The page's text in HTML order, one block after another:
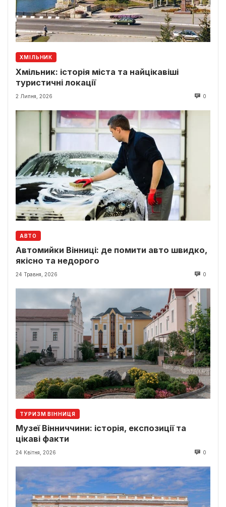
ХМІЛЬНИК
Хмільник: історія міста та найцікавіші
туристичні локації
2 Липня, 2026 0
АВТО
Автомийки Вінниці: де помити авто швидко,
якісно та недорого
24 Травня, 2026 0
ТУРИЗМ ВІННИЦЯ
Музеї Вінниччини: історія, експозиції та
цікаві факти
24 Квітня, 2026 0